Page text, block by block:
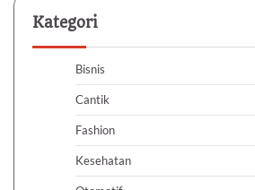
Kategori
Bisnis
Cantik
Fashion
Kesehatan